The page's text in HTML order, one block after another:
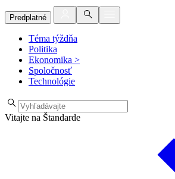
Predplatné
Téma týždňa
Politika
Ekonomika >
Spoločnosť
Technológie
Vitajte na Štandarde